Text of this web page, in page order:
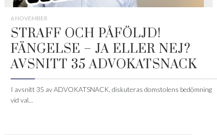
6 NOVEMBER
STRAFF OCH PÅFÖLJD!
FÄNGELSE – JA ELLER NEJ?
AVSNITT 35 ADVOKATSNACK
I avsnitt 35 av ADVOKATSNACK, diskuteras domstolens bedömning
vid val...